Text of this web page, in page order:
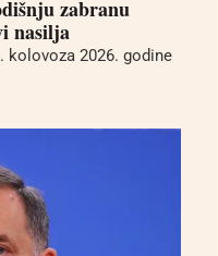
zabranu
nasilja
kolovoza 2026. godine